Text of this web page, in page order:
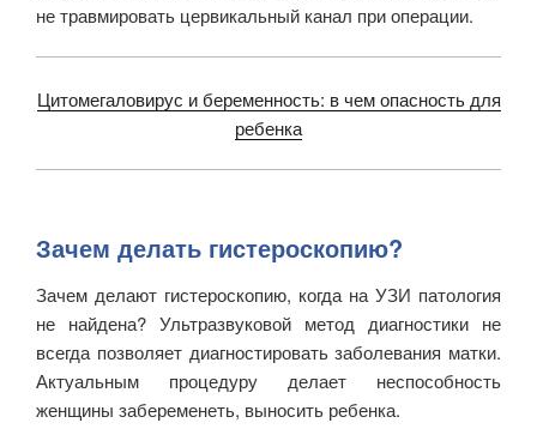
не травмировать цервикальный канал при операции.
Цитомегаловирус и беременность: в чем опасность для
ребенка
Зачем делать гистероскопию?
Зачем делают гистероскопию, когда на УЗИ патология
не найдена? Ультразвуковой метод диагностики не
всегда позволяет диагностировать заболевания матки.
Актуальным процедуру делает неспособность
женщины забеременеть, выносить ребенка.